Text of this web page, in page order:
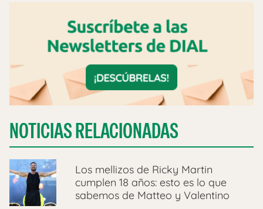
NOTICIAS RELACIONADAS
Los mellizos de Ricky Martin
cumplen 18 años: esto es lo que
sabemos de Matteo y Valentino